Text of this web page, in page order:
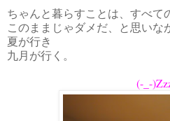
ちゃんと暮らすことは、すべて
このままじゃダメだ、と思いな
夏が行き
九月が行く。
(-_-